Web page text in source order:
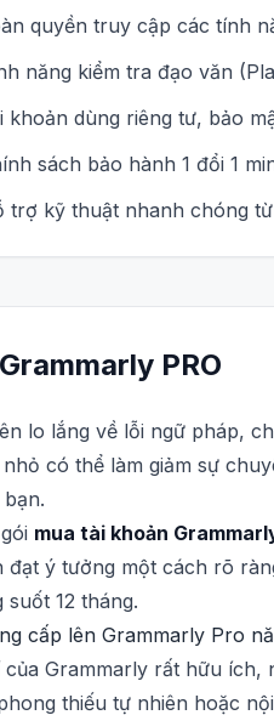
quyền truy cập các tính
năng kiểm tra đạo văn
khoản dùng riêng tư, bảo
sách bảo hành 1 đổi 1
trợ kỹ thuật nhanh chóng
Grammarly PRO
lo lắng về lỗi ngữ pháp,
có thể làm giảm sự
mua tài khoản
đạt ý tưởng một cách rõ
12 tháng.
cấp lên Grammarly Pro
của Grammarly rất hữu
thiếu tự nhiên hoặc